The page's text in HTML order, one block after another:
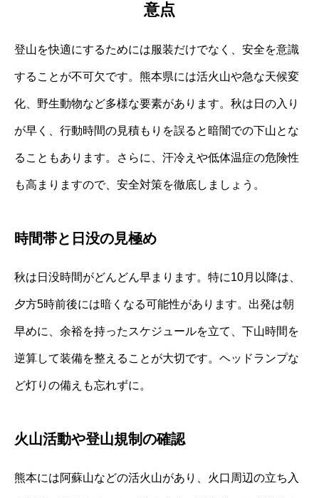
意点
登山を快適にするためには服装だけでなく、安全を意識
することが不可欠です。熊本県には活火山や急な天候変
化、野生動物など多様な要素があります。秋は日の入り
が早く、行動時間の見積もりを誤ると暗闇での下山とな
ることもあります。さらに、汗冷えや低体温症の危険性
も高まりますので、安全対策を徹底しましょう。
時間帯と日没の見極め
秋は日没時間がどんどん早まります。特に10月以降は、
夕方5時前後には暗くなる可能性があります。出発は朝
早めに、余裕を持ったスケジュールを立て、下山時間を
逆算して装備を整えることが大切です。ヘッドランプな
ど灯りの備えも忘れずに。
火山活動や登山規制の確認
熊本には阿蘇山などの活火山があり、火口周辺の立ち入